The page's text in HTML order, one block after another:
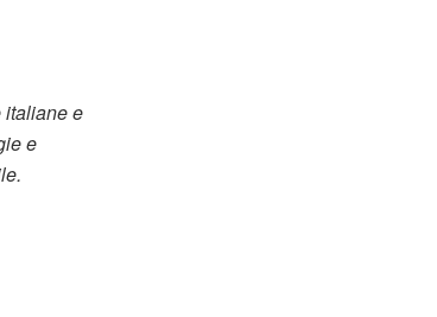
italiane e
e